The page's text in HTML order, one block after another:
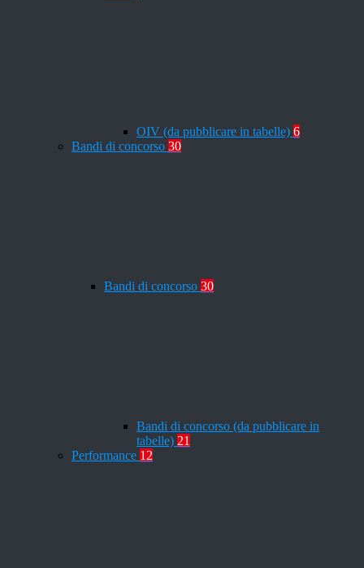
OIV (da pubblicare in tabelle) 6
Bandi di concorso 30
Bandi di concorso 30
Bandi di concorso (da pubblicare in
tabelle) 21
Performance 12